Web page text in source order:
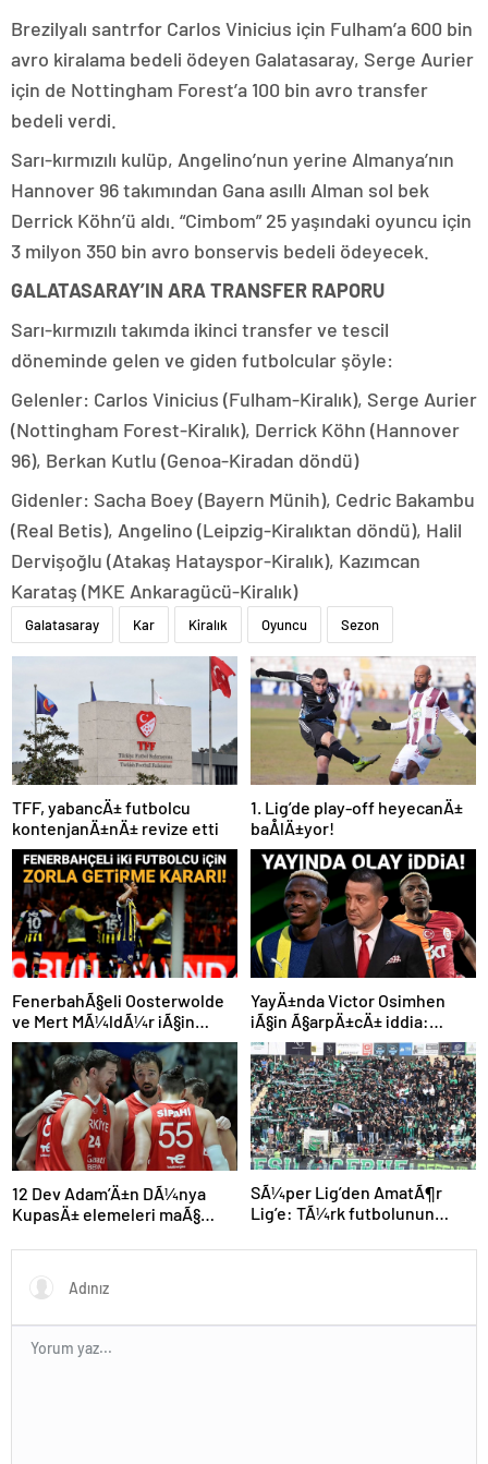
Brezilyalı santrfor Carlos Vinicius için Fulham’a 600 bin
avro kiralama bedeli ödeyen Galatasaray, Serge Aurier
için de Nottingham Forest’a 100 bin avro transfer
bedeli verdi.
Sarı-kırmızılı kulüp, Angelino’nun yerine Almanya’nın
Hannover 96 takımından Gana asıllı Alman sol bek
Derrick Köhn’ü aldı. “Cimbom” 25 yaşındaki oyuncu için
3 milyon 350 bin avro bonservis bedeli ödeyecek.
GALATASARAY’IN ARA TRANSFER RAPORU
Sarı-kırmızılı takımda ikinci transfer ve tescil
döneminde gelen ve giden futbolcular şöyle:
Gelenler: Carlos Vinicius (Fulham-Kiralık), Serge Aurier
(Nottingham Forest-Kiralık), Derrick Köhn (Hannover
96), Berkan Kutlu (Genoa-Kiradan döndü)
Gidenler: Sacha Boey (Bayern Münih), Cedric Bakambu
(Real Betis), Angelino (Leipzig-Kiralıktan döndü), Halil
Dervişoğlu (Atakaş Hatayspor-Kiralık), Kazımcan
Karataş (MKE Ankaragücü-Kiralık)
Galatasaray Kar Kiralık Oyuncu Sezon
TFF, yabancÄ± futbolcu
kontenjanÄ±nÄ± revize etti
1. Lig’de play-off heyecanÄ±
baÅlÄ±yor!
FenerbahÃ§eli Oosterwolde
ve Mert MÃ¼ldÃ¼r iÃ§in
olaylÄ± derbi davasÄ±nda
zorla getirme kararÄ±
YayÄ±nda Victor Osimhen
iÃ§in Ã§arpÄ±cÄ± iddia:
“Futbol tarihinin en
bÃ¼yÃ¼k Åoku olur!”
12 Dev Adam’Ä±n DÃ¼nya
KupasÄ± elemeleri maÃ§
SÃ¼per Lig’den AmatÃ¶r
Lig’e: TÃ¼rk futbolunun
gÃ¶rdÃ¼